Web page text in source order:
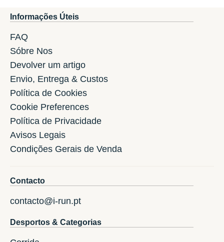
Informações Úteis
FAQ
Sóbre Nos
Devolver um artigo
Envio, Entrega & Custos
Política de Cookies
Cookie Preferences
Política de Privacidade
Avisos Legais
Condições Gerais de Venda
Contacto
contacto@i-run.pt
Desportos & Categorias